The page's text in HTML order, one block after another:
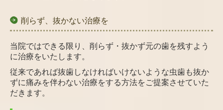
削らず、抜かない治療を
当院ではできる限り、削らず・抜かず元の歯を残すよう
に治療をいたします。
従来であれば抜歯しなければいけないような虫歯も抜か
ずに痛みを伴わない治療をする方法をご提案させていた
だきます。